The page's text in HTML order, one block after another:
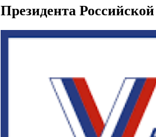
Президента